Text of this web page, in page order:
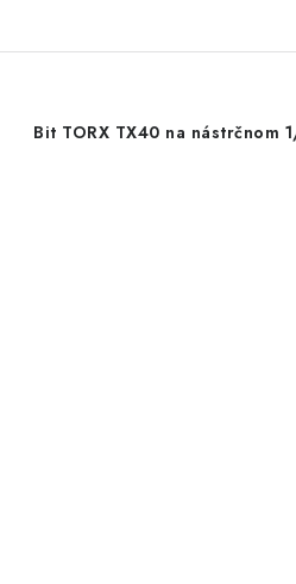
Bit TORX TX40 na nástrčnom